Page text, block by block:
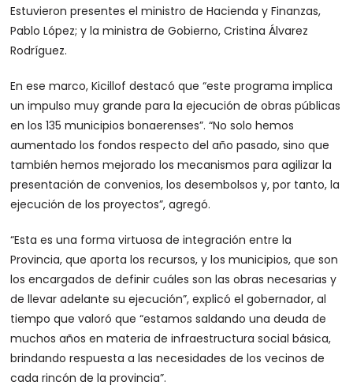
Estuvieron presentes el ministro de Hacienda y Finanzas,
Pablo López; y la ministra de Gobierno, Cristina Álvarez
Rodríguez.
En ese marco, Kicillof destacó que “este programa implica
un impulso muy grande para la ejecución de obras públicas
en los 135 municipios bonaerenses”. “No solo hemos
aumentado los fondos respecto del año pasado, sino que
también hemos mejorado los mecanismos para agilizar la
presentación de convenios, los desembolsos y, por tanto, la
ejecución de los proyectos”, agregó.
“Esta es una forma virtuosa de integración entre la
Provincia, que aporta los recursos, y los municipios, que son
los encargados de definir cuáles son las obras necesarias y
de llevar adelante su ejecución”, explicó el gobernador, al
tiempo que valoró que “estamos saldando una deuda de
muchos años en materia de infraestructura social básica,
brindando respuesta a las necesidades de los vecinos de
cada rincón de la provincia”.